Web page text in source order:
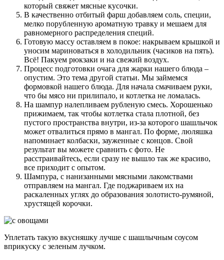
который свяжет мясные кусочки.
В качественно отбитый фарш добавляем соль, специи,
мелко порубленную ароматную травку и мешаем для
равномерного распределения специй.
Готовую массу оставляем в покое: накрываем крышкой и
уносим мариноваться в холодильник (часиков на пять).
Всё! Пакуем рюкзаки и на свежий воздух.
Процесс подготовки очага для жарки нашего блюда –
опустим. Это тема другой статьи. Мы займемся
формовкой нашего блюда. Для начала смачиваем руки,
что бы мясо ни прилипало, и котлетка не ломалась.
На шампур налепливаем рубленую смесь. Хорошенько
прижимаем, так чтобы котлетка стала плотной, без
пустого пространства внутри, из-за которого шашлычок
может отвалиться прямо в мангал. По форме, люляшка
напоминает колбаски, зауженные с концов. Свой
результат вы можете сравнить с фото. Не
расстраивайтесь, если сразу не вышло так же красиво,
все приходит с опытом.
Шампура, с нанизанными мясными лакомствами
отправляем на мангал. Где поджариваем их на
раскаленных углях до образования золотисто-румяной,
хрустящей корочки.
Уплетать такую вкусняшку лучше с шашлычным соусом
вприкуску с зеленым лучком.